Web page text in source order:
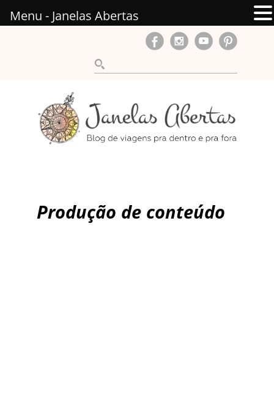
Produção de conteúdo
Menu - Janelas Abertas